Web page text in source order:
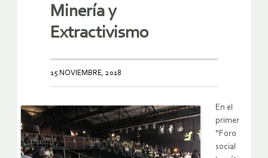
Minería y
Extractivismo
15 NOVIEMBRE, 2018
En el
primer
“Foro
social